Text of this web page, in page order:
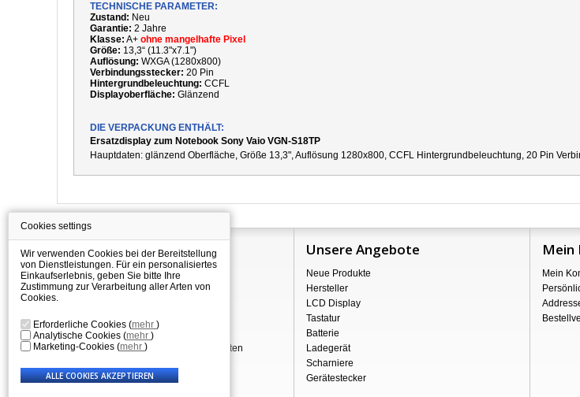
TECHNISCHE PARAMETER:
Zustand: Neu
Garantie: 2 Jahre
Klasse: A+ ohne mangelhafte Pixel
Größe: 13,3“ (11.3"x7.1")
Auflösung: WXGA (1280x800)
Verbindungsstecker: 20 Pin
Hintergrundbeleuchtung: CCFL
Displayoberfläche: Glänzend
DIE VERPACKUNG ENTHÄLT:
Ersatzdisplay zum Notebook Sony Vaio VGN-S18TP
Hauptdaten: g länzend Oberfläche, Größe 13,3", Auflösung 1280x800, CCFL Hintergrundbeleuchtung, 20 Pin
Information
Über Shopping
Versand
Reklamation & Widerrufsrecht
Geschäftsbedingungen
Verarbeitung personenbezogener Daten
Unsere Angebote
Neue Produkte
Hersteller
LCD Display
Tastatur
Batterie
Ladegerät
Scharniere
Gerätestecker
Mein
Mein
Cookies settings
Wir verwenden Cookies bei der Bereitstellung
von Dienstleistungen. Für ein personalisiertes
Einkaufserlebnis, geben Sie bitte Ihre
Zustimmung zur Verarbeitung aller Arten von
Cookies.
Erforderliche Cookies (mehr )
Analytische Cookies (mehr )
Marketing-Cookies (mehr )